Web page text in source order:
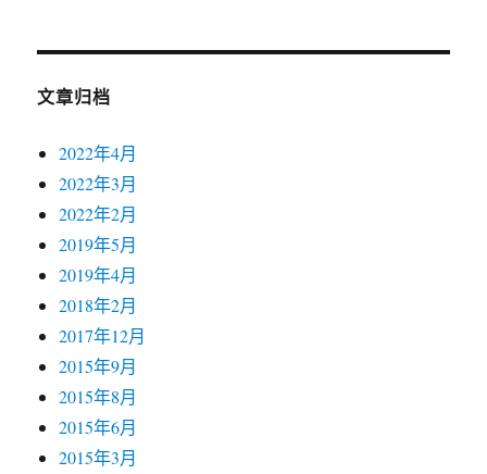
文章归档
2022年4月
2022年3月
2022年2月
2019年5月
2019年4月
2018年2月
2017年12月
2015年9月
2015年8月
2015年6月
2015年3月